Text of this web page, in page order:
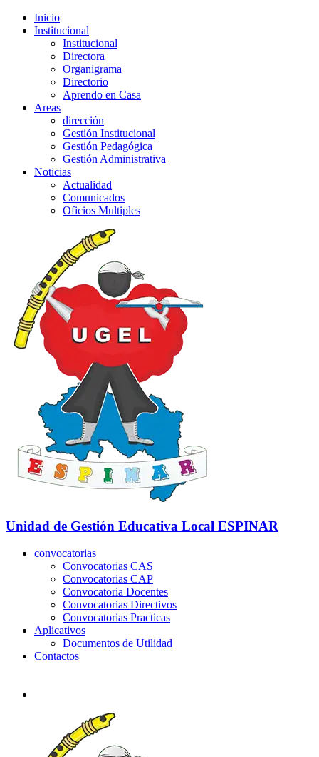
Inicio
Institucional
Institucional
Directora
Organigrama
Directorio
Aprendo en Casa
Areas
dirección
Gestión Institucional
Gestión Pedagógica
Gestión Administrativa
Noticias
Actualidad
Comunicados
Oficios Multiples
Unidad de Gestión Educativa Local ESPINAR
convocatorias
Convocatorias CAS
Convocatorias CAP
Convocatoria Docentes
Convocatorias Directivos
Convocatorias Practicas
Aplicativos
Documentos de Utilidad
Contactos